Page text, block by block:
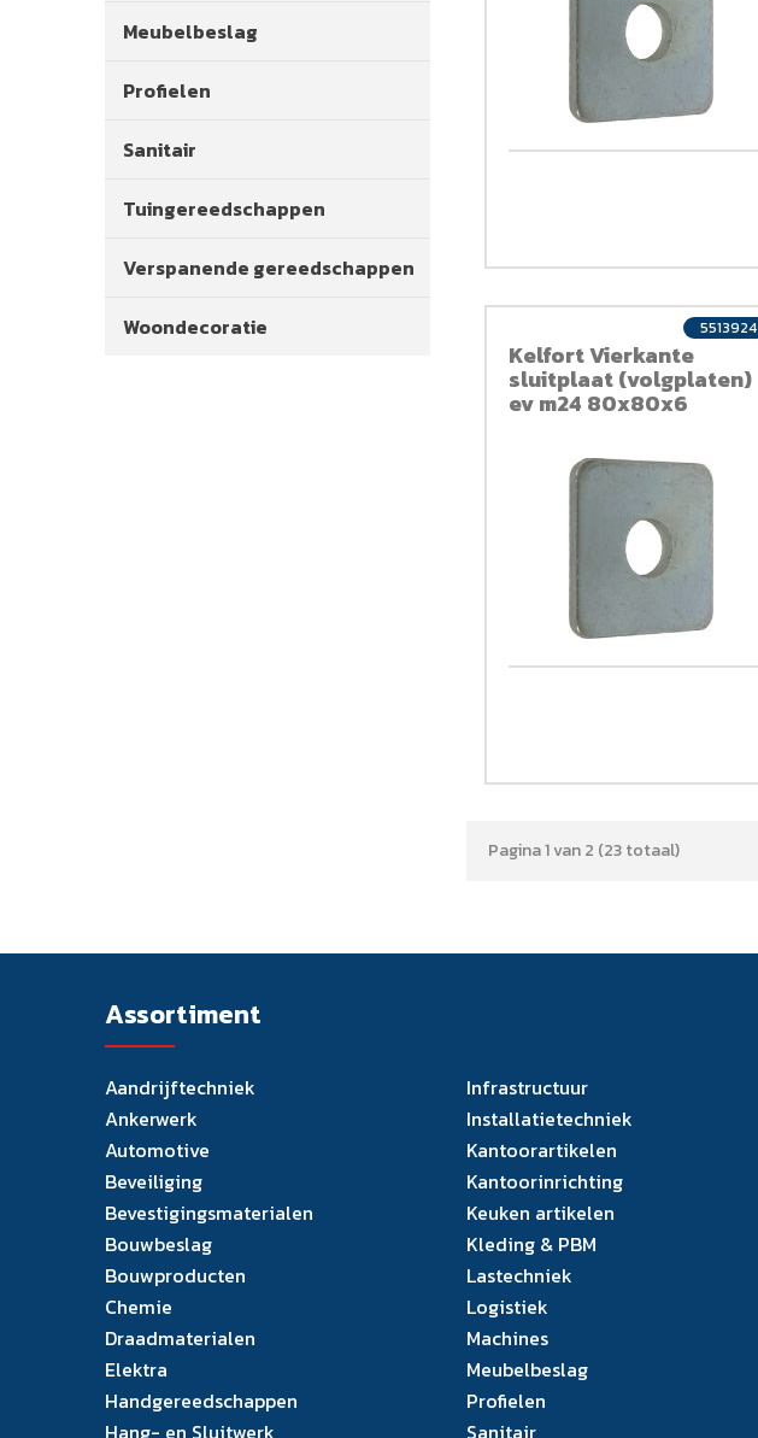
Meubelbeslag
Profielen
Sanitair
Tuingereedschappen
Verspanende gereedschappen
Woondecoratie
Kelfort Vierkante
sluitplaat (volgplaten)
ev m24 80x80x6
5513924
Pagina 1 van 2 (23 totaal)
Assortiment
Aandrijftechniek
Ankerwerk
Automotive
Beveiliging
Bevestigingsmaterialen
Bouwbeslag
Bouwproducten
Chemie
Draadmaterialen
Elektra
Handgereedschappen
Hang- en Sluitwerk
Infrastructuur
Installatietechniek
Kantoorartikelen
Kantoorinrichting
Keuken artikelen
Kleding & PBM
Lastechniek
Logistiek
Machines
Meubelbeslag
Profielen
Sanitair